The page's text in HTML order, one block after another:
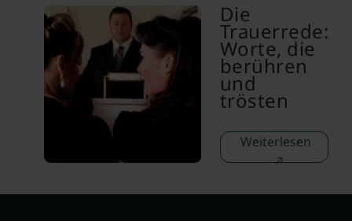
Die
Trauerrede:
Worte, die
berühren
und
trösten
Weiterlesen